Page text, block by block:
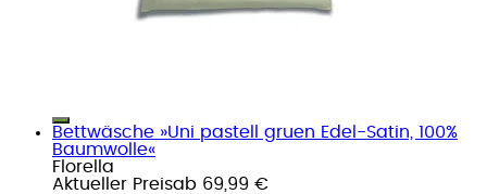
Bettwäsche »Uni pastell gruen Edel-Satin, 100%
Baumwolle«
Florella
Aktueller Preisab 69,99 €